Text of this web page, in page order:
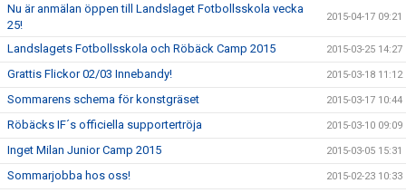
Nu är anmälan öppen till Landslaget Fotbollsskola vecka
25!
2015-04-17 09:21
Landslagets Fotbollsskola och Röbäck Camp 2015 2015-03-25 14:27
Grattis Flickor 02/03 Innebandy! 2015-03-18 11:12
Sommarens schema för konstgräset 2015-03-17 10:44
Röbäcks IF´s officiella supportertröja 2015-03-10 09:09
Inget Milan Junior Camp 2015 2015-03-05 15:31
Sommarjobba hos oss! 2015-02-23 10:33